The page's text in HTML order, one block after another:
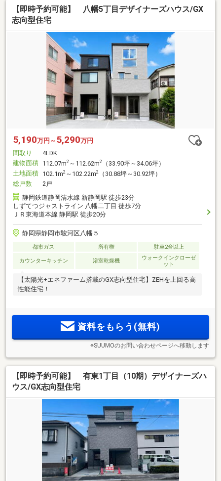
【即時予約可能】 八幡5丁目デザイナーズハウス/GX
志向型住宅
5,190万円～ 5,290万円
間取り
4LDK
建物面積 112.07m2 ～112.62m2
（33.90坪～34.06坪）
土地面積 102.1m2 ～102.22m2
（30.88坪～30.92坪）
総戸数
2戸
静岡鉄道静岡清水線 新静岡駅 徒歩23分
しずてつジャストライン 八幡二丁目 徒歩7分
ＪＲ東海道本線 静岡駅 徒歩20分
静岡県静岡市駿河区八幡５
都市ガス 所有権 駐車2台以上
カウンターキッチン 浴室乾燥機
ウォークインクローゼ
ット
【太陽光+エネファーム搭載のGX志向型住宅】ZEHを上回る高
性能住宅！
資料をもらう(無料)
※SUUMOのお問い合わせページへ移動します
【即時予約可能】 有東1丁目（10期）デザイナーズハ
ウス/GX志向型住宅